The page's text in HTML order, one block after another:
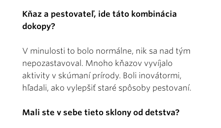
Kňaz a pestovateľ, ide táto kombinácia
dokopy?
V minulosti to bolo normálne, nik sa nad tým
nepozastavoval. Mnoho kňazov vyvíjalo
aktivity v skúmaní prírody. Boli inovátormi,
hľadali, ako vylepšiť staré spôsoby pestovaní.
Mali ste v sebe tieto sklony od detstva?